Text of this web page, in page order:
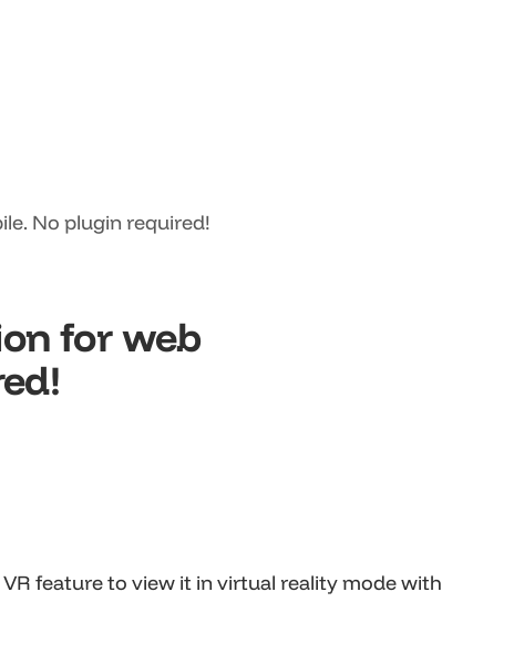
No plugin required!
for web
feature to view it in virtual reality mode with